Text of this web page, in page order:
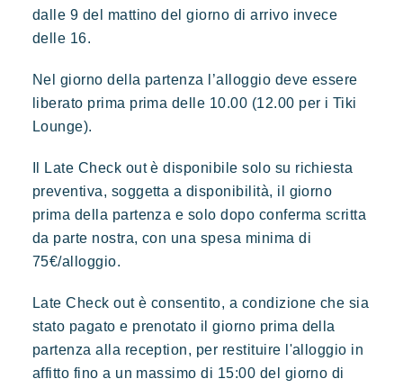
dalle 9 del mattino del giorno di arrivo invece
delle 16.
Nel giorno della partenza l’alloggio deve essere
liberato prima prima delle 10.00 (12.00 per i Tiki
Lounge).
Il Late Check out è disponibile solo su richiesta
preventiva, soggetta a disponibilità, il giorno
prima della partenza e solo dopo conferma scritta
da parte nostra, con una spesa minima di
75€/alloggio.
Late Check out è consentito, a condizione che sia
stato pagato e prenotato il giorno prima della
partenza alla reception, per restituire l'alloggio in
affitto fino a un massimo di 15:00 del giorno di